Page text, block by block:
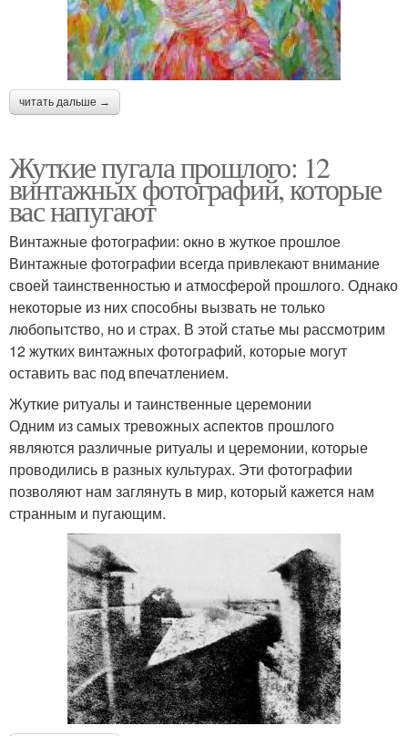
читать дальше →
Жуткие пугала прошлого: 12
винтажных фотографий, которые
вас напугают
Винтажные фотографии: окно в жуткое прошлое
Винтажные фотографии всегда привлекают внимание
своей таинственностью и атмосферой прошлого. Однако
некоторые из них способны вызвать не только
любопытство, но и страх. В этой статье мы рассмотрим
12 жутких винтажных фотографий, которые могут
оставить вас под впечатлением.
Жуткие ритуалы и таинственные церемонии
Одним из самых тревожных аспектов прошлого
являются различные ритуалы и церемонии, которые
проводились в разных культурах. Эти фотографии
позволяют нам заглянуть в мир, который кажется нам
странным и пугающим.